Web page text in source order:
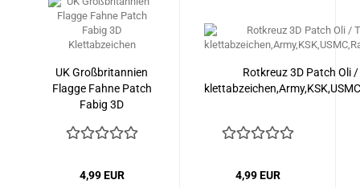
UK Großbritannien
Flagge Fahne Patch
Fabig 3D
4,99 EUR
Rotkreuz 3D Patch Oli /
4,99 EUR